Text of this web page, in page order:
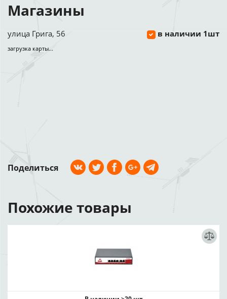
Магазины
улица Грига, 56 в наличии 1шт
загрузка карты...
Поделиться
Похожие товары